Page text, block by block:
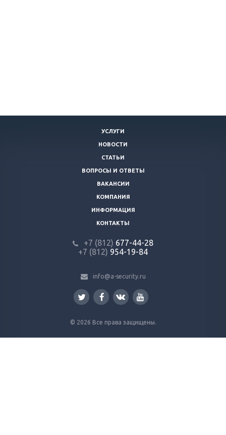
УСЛУГИ
НОВОСТИ
СТАТЬИ
ВОПРОСЫ И ОТВЕТЫ
ВАКАНСИИ
КОМПАНИЯ
ИНФОРМАЦИЯ
КОНТАКТЫ
+7 (812) 677-44-28
+7 (812) 954-19-84
info@a-security.ru
© 2026 Все права защищены.